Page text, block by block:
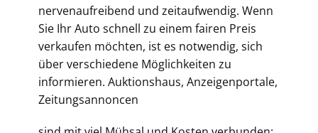
nervenaufreibend und zeitaufwendig. Wenn
Sie Ihr Auto schnell zu einem fairen Preis
verkaufen möchten, ist es notwendig, sich
über verschiedene Möglichkeiten zu
informieren. Auktionshaus, Anzeigenportale,
Zeitungsannoncen